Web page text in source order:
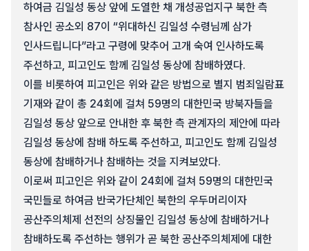
하여금 김일성 동상 앞에 도열한 채 개성공업지구 북한 측
참사인 공소외 87이 “위대하신 김일성 수령님께 삼가
인사드립니다”라고 구령에 맞추어 고개 숙여 인사하도록
주선하고, 피고인도 함께 김일성 동상에 참배하였다.
이를 비롯하여 피고인은 위와 같은 방법으로 별지 범죄일람표
기재와 같이 총 24회에 걸쳐 59명의 대한민국 방북자들을
김일성 동상 앞으로 안내한 후 북한 측 관계자의 제안에 따라
김일성 동상에 참배 하도록 주선하고, 피고인도 함께 김일성
동상에 참배하거나 참배하는 것을 지켜보았다.
이로써 피고인은 위와 같이 24회에 걸쳐 59명의 대한민국
국민들로 하여금 반국가단체인 북한의 우두머리이자
공산주의체제 선전의 상징물인 김일성 동상에 참배하거나
참배하도록 주선하는 행위가 곧 북한 공산주의체제에 대한